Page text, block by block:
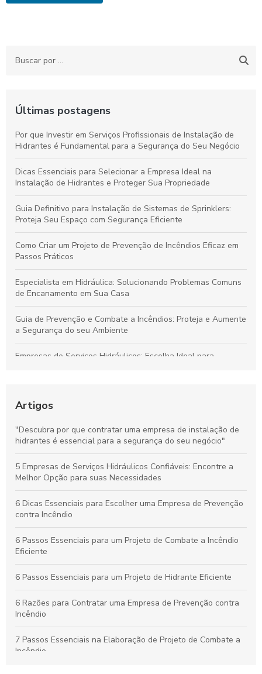
Últimas postagens
Por que Investir em Serviços Profissionais de Instalação de
Hidrantes é Fundamental para a Segurança do Seu Negócio
Dicas Essenciais para Selecionar a Empresa Ideal na
Instalação de Hidrantes e Proteger Sua Propriedade
Guia Definitivo para Instalação de Sistemas de Sprinklers:
Proteja Seu Espaço com Segurança Eficiente
Como Criar um Projeto de Prevenção de Incêndios Eficaz em
Passos Práticos
Especialista em Hidráulica: Solucionando Problemas Comuns
de Encanamento em Sua Casa
Guia de Prevenção e Combate a Incêndios: Proteja e Aumente
a Segurança do seu Ambiente
Empresas de Serviços Hidráulicos: Escolha Ideal para
Conhecimento
Proteja Seu Patrimônio: Descubra Como uma Empresa de
Prevenção Contra Incêndio Pode Fazer a Diferença
Elaboração de projeto de combate a incêndio: Proteja seu
espaço com eficácia
Artigos
"Descubra por que contratar uma empresa de instalação de
hidrantes é essencial para a segurança do seu negócio"
5 Empresas de Serviços Hidráulicos Confiáveis: Encontre a
Melhor Opção para suas Necessidades
6 Dicas Essenciais para Escolher uma Empresa de Prevenção
contra Incêndio
6 Passos Essenciais para um Projeto de Combate a Incêndio
Eficiente
6 Passos Essenciais para um Projeto de Hidrante Eficiente
6 Razões para Contratar uma Empresa de Prevenção contra
Incêndio
7 Passos Essenciais na Elaboração de Projeto de Combate a
Incêndio